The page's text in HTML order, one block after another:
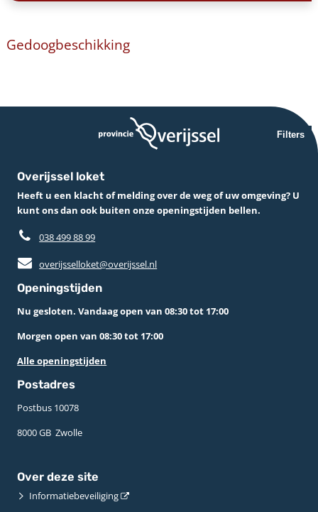
Gedoogbeschikking
Filters
Overijssel loket
Heeft u een klacht of melding over de weg of uw omgeving? U
kunt ons dan ook buiten onze openingstijden bellen.
038 499 88 99
overijsselloket@overijssel.nl
Openingstijden
Nu gesloten. Vandaag open van 08:30 tot 17:00
Morgen open van 08:30 tot 17:00
Alle openingstijden
Postadres
Postbus 10078 ­
8000 GB ­ Zwolle
Over deze site
Informatiebeveiliging